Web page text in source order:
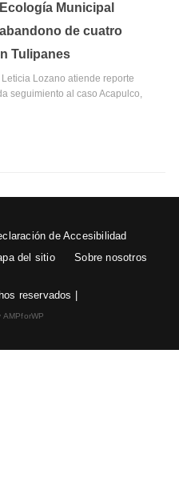
Municipal
de cuatro
Tulipanes
Lozano atiende reporte
seguimiento al caso Acapulco,
de Accesibilidad
del sitio Sobre nosotros
reservados |
AMPforWP